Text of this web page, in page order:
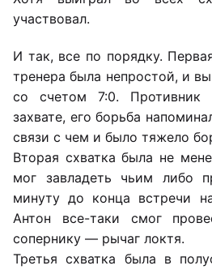
участвовал.
И так, все по порядку.
тренера была непростой, и
со счетом 7:0. Противник
захвате, его борьба
связи с чем и было тяжело
Вторая схватка была не
мог завладеть чьим либо
минуту до конца встречи
Антон все-таки смог
сопернику — рычаг локтя.
Третья схватка была в